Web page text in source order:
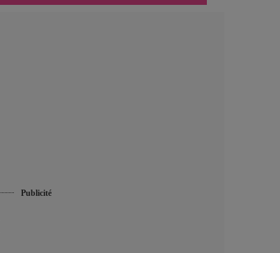
Publicité